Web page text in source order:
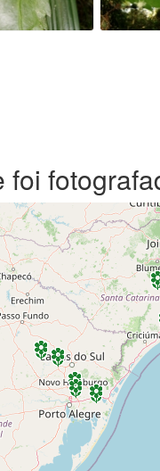
foi